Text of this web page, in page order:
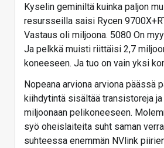
Kyselin geminiltä kuinka paljon
resursseilla saisi Rycen
Vastaus oli miljoona. 5080 On
Ja pelkkä muisti riittäisi 2,7
koneeseen. Ja tuo on vain yksi
Nopeana arviona arviona päässä
kiihdytintä sisältää transistoreja
miljoonaan pelikoneeseen.
syö oheislaiteita suht saman
suhteessa enemmän NVlink